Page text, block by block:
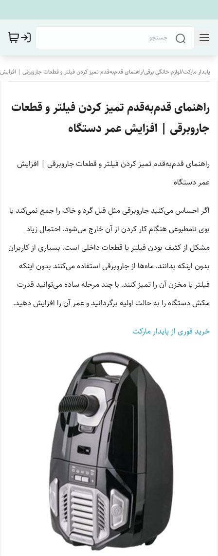
پایدار مارکت/لوازم خانگی برقی/راهنمای قدم‌به‌قدم تمیز کردن فیلتر و قطعات جاروبرقی |
راهنمای قدم‌به‌قدم تمیز کردن فیلتر و قطعات
جاروبرقی | افزایش عمر دستگاه
راهنمای قدم‌به‌قدم تمیز کردن فیلتر و قطعات جاروبرقی | افزایش
عمر دستگاه
اگر احساس می‌کنید جاروبرقی مثل قبل گرد و خاک را جمع نمی‌کند یا
بوی نامطبوعی هنگام کار کردن از آن خارج می‌شود، احتمال زیاد
مشکل از کثیف بودن فیلتر یا قطعات داخلی است. بسیاری از کاربران
بدون اینکه بدانند، ماه‌ها از جاروبرقی استفاده می‌کنند بدون اینکه
فیلتر یا مخزن آن را تمیز کنند. با چند مرحله ساده می‌توانید قدرت
مکش دستگاه را به حالت اولیه برگردانید و عمر آن را افزایش دهید.
خرید فوری از پایدار مارکت